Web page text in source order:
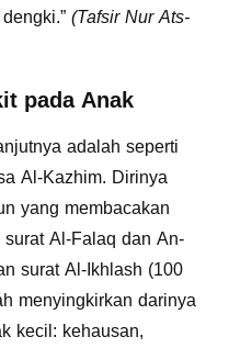
(Tafsir Nur Ats-
pada Anak
adalah seperti
Al-Kazhim. Dirinya
yang membacakan
Al-Falaq dan An-
surat Al-Ikhlash (100
menyingkirkan darinya
kecil: kehausan,